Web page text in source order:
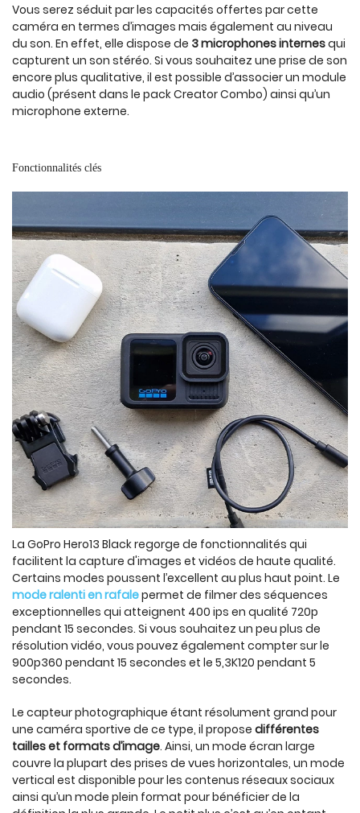
Vous serez séduit par les capacités offertes par cette
caméra en termes d’images mais également au niveau
du son. En effet, elle dispose de 3 microphones internesqui
capturent un son stéréo. Si vous souhaitez une prise de son
encore plus qualitative, il est possible d’associer un module
audio (présent dans le pack Creator Combo) ainsi qu’un
microphone externe.
Fonctionnalités clés
La GoPro Hero13 Black regorge de fonctionnalités qui
facilitent la capture d'images et vidéos de haute qualité.
Certains modes poussent l’excellent au plus haut point. Le
mode ralenti en rafalepermet de filmer des séquences
exceptionnelles qui atteignent 400 ips en qualité 720p
pendant 15 secondes. Si vous souhaitez un peu plus de
résolution vidéo, vous pouvez également compter sur le
900p360 pendant 15 secondes et le 5,3K120 pendant 5
secondes.
Le capteur photographique étant résolument grand pour
une caméra sportive de ce type, il propose différentes
tailles et formats d’image. Ainsi, un mode écran large
couvre la plupart des prises de vues horizontales, un mode
vertical est disponible pour les contenus réseaux sociaux
ainsi qu’un mode plein format pour bénéficier de la